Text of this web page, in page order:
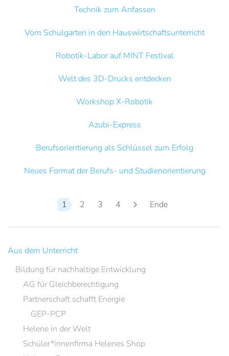
Technik zum Anfassen
Vom Schulgarten in den Hauswirtschaftsunterricht
Robotik-Labor auf MINT Festival
Welt des 3D-Drucks entdecken
Workshop X-Robotik
Azubi-Express
Berufsorientierung als Schlüssel zum Erfolg
Neues Format der Berufs- und Studienorientierung
1 2 3 4 Ende
Aus dem Unterricht
Bildung für nachhaltige Entwicklung
AG für Gleichberechtigung
Partnerschaft schafft Energie
GEP-PCP
Helene in der Welt
Schüler*innenfirma Helenes Shop